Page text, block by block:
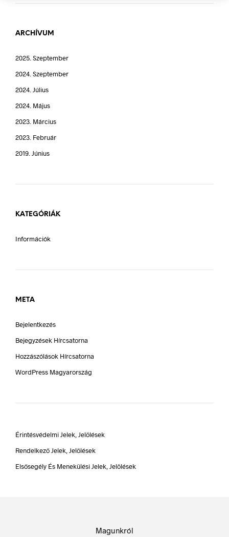
ARCHÍVUM
2025. Szeptember
2024. Szeptember
2024. Július
2024. Május
2023. Március
2023. Február
2019. Június
KATEGÓRIÁK
Információk
META
Bejelentkezés
Bejegyzések Hírcsatorna
Hozzászólások Hírcsatorna
WordPress Magyarország
Érintésvédelmi Jelek, Jelölések
Rendelkező Jelek, Jelölések
Elsősegély És Menekülési Jelek, Jelölések
Magunkról